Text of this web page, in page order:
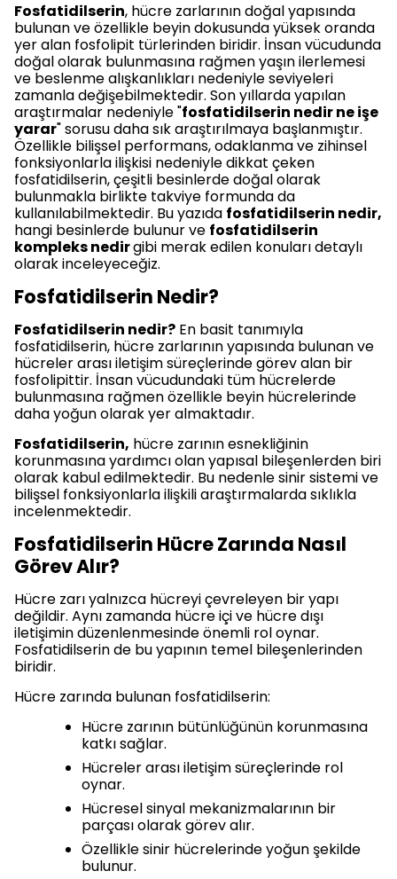
Fosfatidilserin, hücre zarlarının doğal yapısında
bulunan ve özellikle beyin dokusunda yüksek oranda
yer alan fosfolipit türlerinden biridir. İnsan vücudunda
doğal olarak bulunmasına rağmen yaşın ilerlemesi
ve beslenme alışkanlıkları nedeniyle seviyeleri
zamanla değişebilmektedir. Son yıllarda yapılan
araştırmalar nedeniyle "fosfatidilserin nedir ne işe
yarar" sorusu daha sık araştırılmaya başlanmıştır.
Özellikle bilişsel performans, odaklanma ve zihinsel
fonksiyonlarla ilişkisi nedeniyle dikkat çeken
fosfatidilserin, çeşitli besinlerde doğal olarak
bulunmakla birlikte takviye formunda da
kullanılabilmektedir. Bu yazıda fosfatidilserin nedir,
hangi besinlerde bulunur ve fosfatidilserin
kompleks nedirgibi merak edilen konuları detaylı
olarak inceleyeceğiz.
Fosfatidilserin Nedir?
Fosfatidilserin nedir? En basit tanımıyla
fosfatidilserin, hücre zarlarının yapısında bulunan ve
hücreler arası iletişim süreçlerinde görev alan bir
fosfolipittir. İnsan vücudundaki tüm hücrelerde
bulunmasına rağmen özellikle beyin hücrelerinde
daha yoğun olarak yer almaktadır.
Fosfatidilserin, hücre zarının esnekliğinin
korunmasına yardımcı olan yapısal bileşenlerden biri
olarak kabul edilmektedir. Bu nedenle sinir sistemi ve
bilişsel fonksiyonlarla ilişkili araştırmalarda sıklıkla
incelenmektedir.
Fosfatidilserin Hücre Zarında Nasıl
Görev Alır?
Hücre zarı yalnızca hücreyi çevreleyen bir yapı
değildir. Aynı zamanda hücre içi ve hücre dışı
iletişimin düzenlenmesinde önemli rol oynar.
Fosfatidilserin de bu yapının temel bileşenlerinden
biridir.
Hücre zarında bulunan fosfatidilserin:
Hücre zarının bütünlüğünün korunmasına
katkı sağlar.
Hücreler arası iletişim süreçlerinde rol
oynar.
Hücresel sinyal mekanizmalarının bir
parçası olarak görev alır.
Özellikle sinir hücrelerinde yoğun şekilde
bulunur.